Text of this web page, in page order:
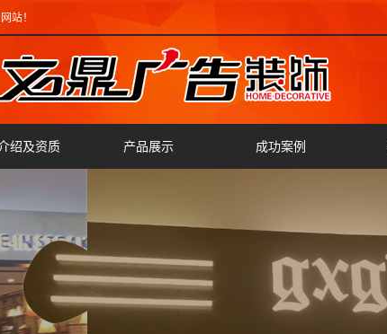
站！
绍及资质 产品展示
翻边字
激光切割
成功案例